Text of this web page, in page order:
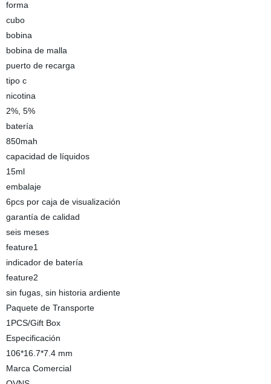
forma
cubo
bobina
bobina de malla
puerto de recarga
tipo c
nicotina
2%, 5%
batería
850mah
capacidad de líquidos
15ml
embalaje
6pcs por caja de visualización
garantía de calidad
seis meses
feature1
indicador de batería
feature2
sin fugas, sin historia ardiente
Paquete de Transporte
1PCS/Gift Box
Especificación
106*16.7*7.4 mm
Marca Comercial